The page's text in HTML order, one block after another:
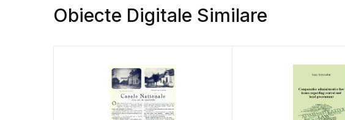
Obiecte Digitale Similare